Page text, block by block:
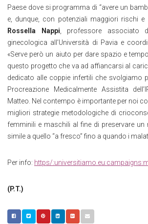
Paese dove si programma di “avere un
e, dunque, con potenziali maggiori rischi e
Rossella Nappi , professore associato
ginecologica all’Università di Pavia e
«Serve però un aiuto per dare spazio e
questo progetto che va ad affiancarsi al
dedicato alle coppie infertili che svolgiamo
Procreazione Medicalmente Assistita
Matteo. Nel contempo è importante per noi
migliori strategie metodologiche di
femminili e maschili al fine di preservare un
simile a quello “a fresco” fino a quando i
Per info: https/
(P.T.)